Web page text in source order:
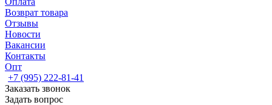
Возврат товара
Отзывы
Новости
Вакансии
Контакты
Опт
+7 (995) 222-81-41
Заказать звонок
Задать вопрос